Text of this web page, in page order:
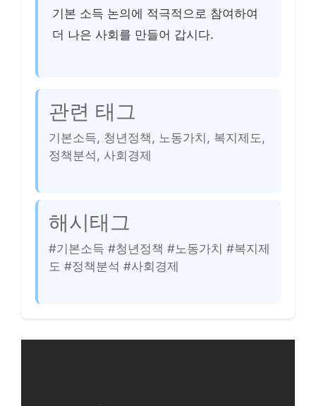
기본 소득 논의에 적극적으로 참여하여
더 나은 사회를 만들어 갑시다.
관련 태그
기본소득, 청년정책, 노동가치, 복지제도,
정책분석, 사회경제
해시태그
#기본소득 #청년정책 #노동가치 #복지제
도 #정책분석 #사회경제